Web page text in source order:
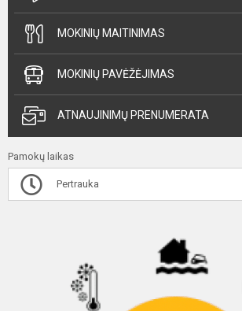
MOKINIŲ MAITINIMAS
MOKINIŲ PAVĖŽĖJIMAS
ATNAUJINIMŲ PRENUMERATA
Pamokų laikas
Pertrauka